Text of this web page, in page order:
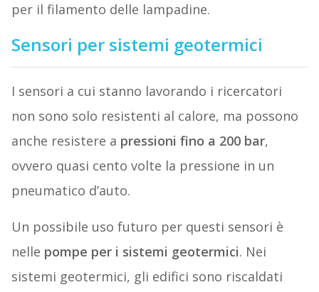
per il filamento delle lampadine.
Sensori per sistemi geotermici
I sensori a cui stanno lavorando i ricercatori
non sono solo resistenti al calore, ma possono
anche resistere a pressioni fino a 200 bar,
ovvero quasi cento volte la pressione in un
pneumatico d’auto.
Un possibile uso futuro per questi sensori è
nelle pompe per i sistemi geotermici. Nei
sistemi geotermici, gli edifici sono riscaldati